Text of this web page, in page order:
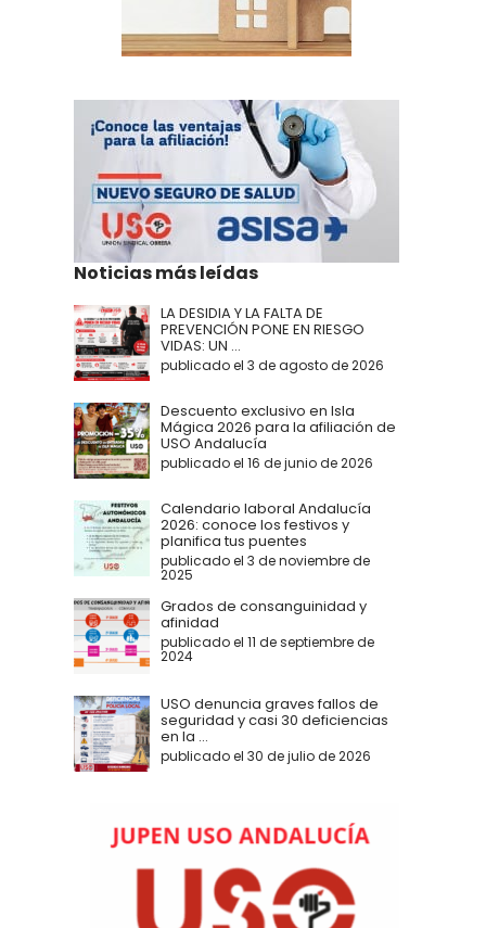
Noticias más leídas
LA DESIDIA Y LA FALTA DE
PREVENCIÓN PONE EN RIESGO
VIDAS: UN ...
publicado el 3 de agosto de 2026
Descuento exclusivo en Isla
Mágica 2026 para la afiliación de
USO Andalucía
publicado el 16 de junio de 2026
Calendario laboral Andalucía
2026: conoce los festivos y
planifica tus puentes
publicado el 3 de noviembre de
2025
Grados de consanguinidad y
afinidad
publicado el 11 de septiembre de
2024
USO denuncia graves fallos de
seguridad y casi 30 deficiencias
en la ...
publicado el 30 de julio de 2026